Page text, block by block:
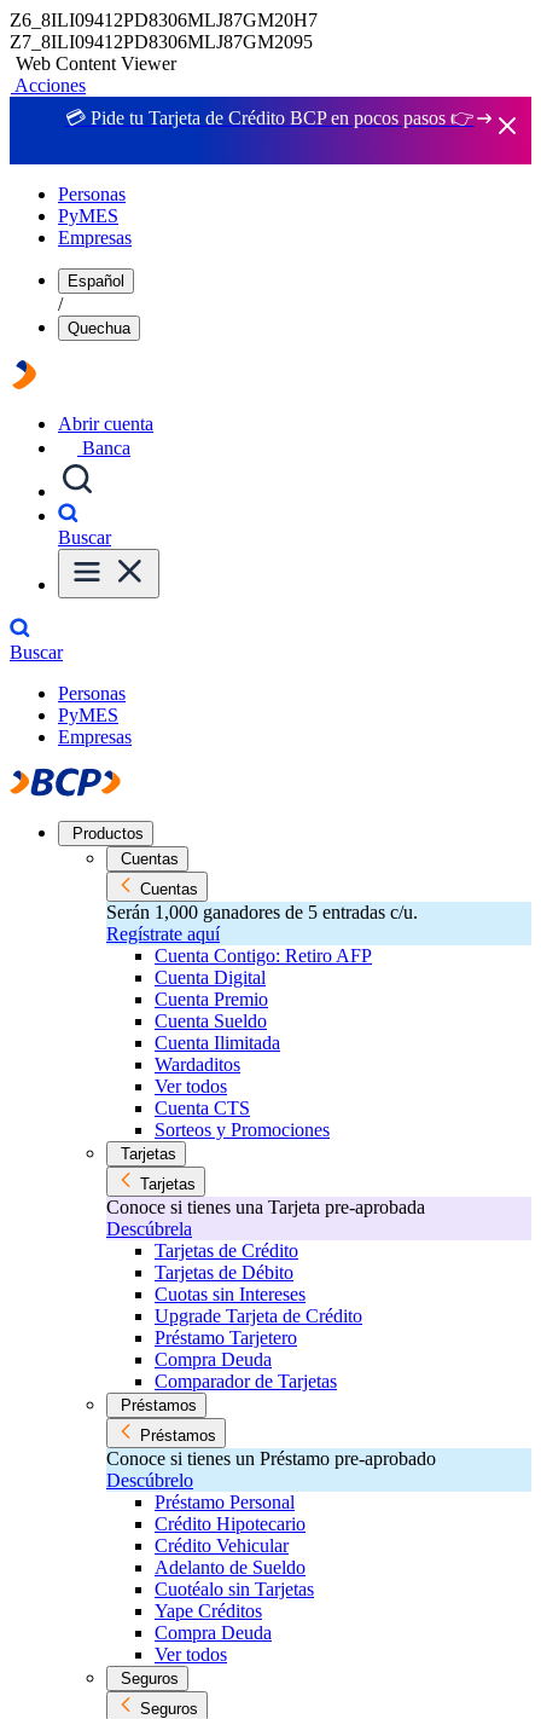
Z6_8ILI09412PD8306MLJ87GM20H7
Z7_8ILI09412PD8306MLJ87GM2095
Web Content Viewer
Acciones
💳 Pide tu Tarjeta de Crédito BCP en pocos pasos 👉
Personas
PyMES
Empresas
Español
/
Quechua
Abrir cuenta
Banca
Buscar
Buscar
Personas
PyMES
Empresas
Productos
Cuentas
Cuentas
Serán 1,000 ganadores de 5 entradas c/u.
Regístrate aquí
Cuenta Contigo: Retiro AFP
Cuenta Digital
Cuenta Premio
Cuenta Sueldo
Cuenta Ilimitada
Wardaditos
Ver todos
Cuenta CTS
Sorteos y Promociones
Tarjetas
Tarjetas
Conoce si tienes una Tarjeta pre-aprobada
Descúbrela
Tarjetas de Crédito
Tarjetas de Débito
Cuotas sin Intereses
Upgrade Tarjeta de Crédito
Préstamo Tarjetero
Compra Deuda
Comparador de Tarjetas
Préstamos
Préstamos
Conoce si tienes un Préstamo pre-aprobado
Descúbrelo
Préstamo Personal
Crédito Hipotecario
Crédito Vehicular
Adelanto de Sueldo
Cuotéalo sin Tarjetas
Yape Créditos
Compra Deuda
Ver todos
Seguros
Seguros